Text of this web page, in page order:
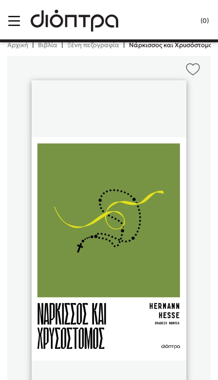
(0)
Κλείσιμο
Δημοφιλή Βιβλία
Χάρης Πολίτης
Καθρέφτης
Playlist
Αρχική | Βιβλία | Ξένη πεζογραφία | Νάρκισσος και Χρυσόστομος